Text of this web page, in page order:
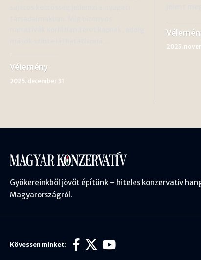
Vélemény
2025. december 31
2025.
Gyökereinkből jövőt építünk – hiteles konzervatív
Magyarországról.
Kövessen minket: